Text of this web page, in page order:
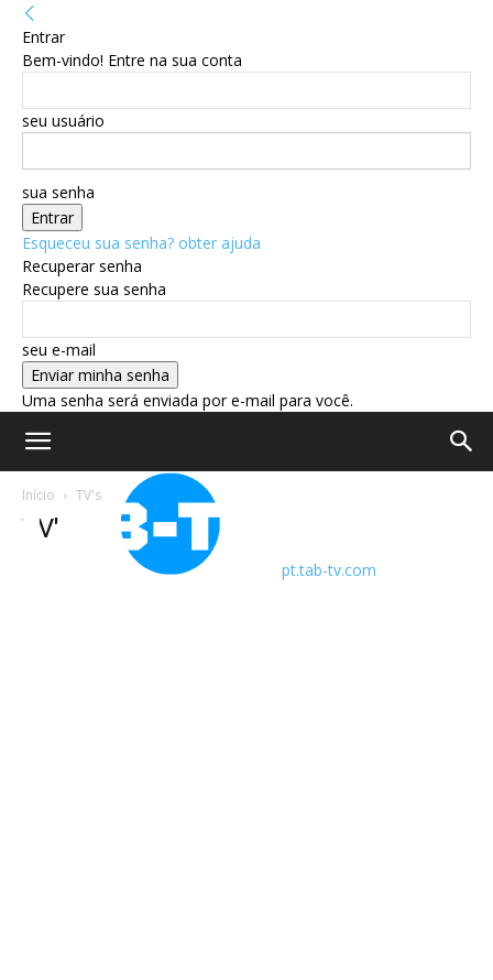
Entrar
Bem-vindo! Entre na sua conta
seu usuário
sua senha
Esqueceu sua senha? obter ajuda
Recuperar senha
Recupere sua senha
seu e-mail
Uma senha será enviada por e-mail para você.
pt.tab-tv.com
Início TV's
TV's